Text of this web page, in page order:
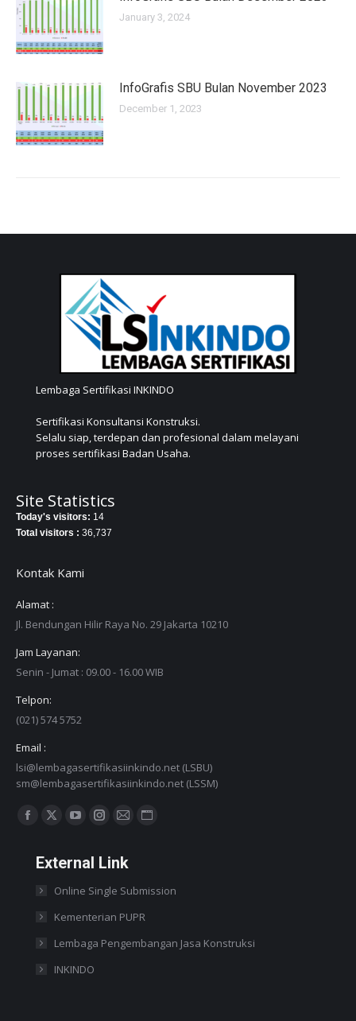
January 3, 2024
InfoGrafis SBU Bulan November 2023
December 1, 2023
Lembaga Sertifikasi INKINDO
Sertifikasi Konsultansi Konstruksi.
Selalu siap, terdepan dan profesional dalam melayani
proses sertifikasi Badan Usaha.
Site Statistics
Today's visitors: 14
Total visitors : 36,737
Kontak Kami
Alamat :
Jl. Bendungan Hilir Raya No. 29 Jakarta 10210
Jam Layanan:
Senin - Jumat : 09.00 - 16.00 WIB
Telpon:
(021) 574 5752
Email :
lsi@lembagasertifikasiinkindo.net (LSBU)
sm@lembagasertifikasiinkindo.net (LSSM)
Find us on:
Facebook
opens
X
opens
in
YouTube
opens
in
Instagram
opens
in
Mail
opens
in
Website
in
External Link
Online Single Submission
Kementerian PUPR
Lembaga Pengembangan Jasa Konstruksi
INKINDO